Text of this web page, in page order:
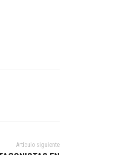
Artículo siguiente